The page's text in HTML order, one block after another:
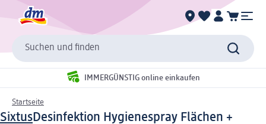
Suchen und finden
IMMERGÜNSTIG online einkaufen
Startseite
SixtusDesinfektion Hygienespray Flächen +